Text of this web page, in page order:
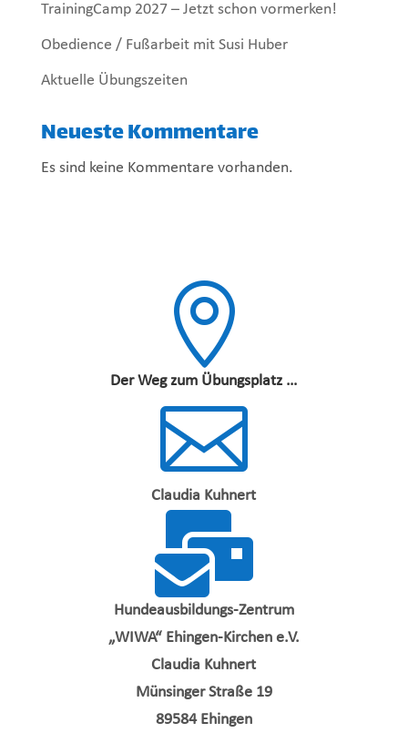
TrainingCamp 2027 – Jetzt schon vormerken!
Obedience / Fußarbeit mit Susi Huber
Aktuelle Übungszeiten
Neueste Kommentare
Es sind keine Kommentare vorhanden.

Der Weg zum Übungsplatz …

Claudia Kuhnert

Hundeausbildungs-Zentrum
„WIWA“ Ehingen-Kirchen e.V.
Claudia Kuhnert
Münsinger Straße 19
89584 Ehingen